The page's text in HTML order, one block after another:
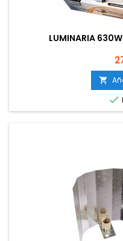
LUMINARIA

